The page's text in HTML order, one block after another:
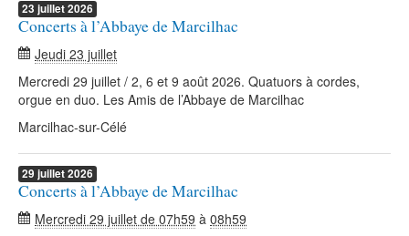
23 juillet2026
Concerts à l’Abbaye de Marcilhac
Jeudi 23 juillet
Mercredi 29 juillet / 2, 6 et 9 août 2026. Quatuors à cordes,
orgue en duo. Les Amis de l’Abbaye de Marcilhac
Marcilhac-sur-Célé
29 juillet2026
Concerts à l’Abbaye de Marcilhac
Mercredi 29 juillet de 07h59 à 08h59